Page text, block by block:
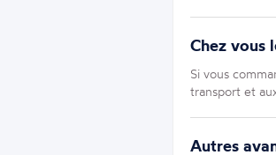
Chez vous
Si vous
transport et
Autres